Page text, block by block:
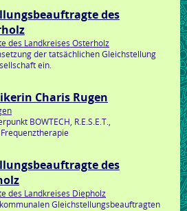
des
des Landkreises Osterholz
der tatsächlichen Gleichstellung
ein.
Charis Rugen
BOWTECH, R.E.S.E.T.,
des
des Landkreises Diepholz
Gleichstellungsbeauftragten